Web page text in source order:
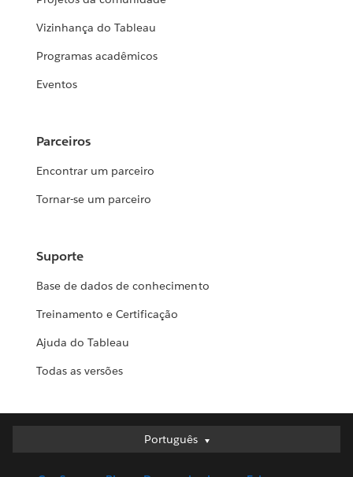
Vizinhança do Tableau
Programas acadêmicos
Eventos
Parceiros
Encontrar um parceiro
Tornar-se um parceiro
Suporte
Base de dados de conhecimento
Treinamento e Certificação
Ajuda do Tableau
Todas as versões
Português
Português